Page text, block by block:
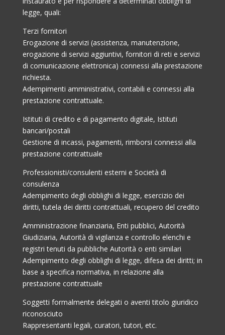
legge, quali:
Terzi fornitori
Erogazione di servizi (assistenza, manutenzione,
erogazione di servizi aggiuntivi, fornitori di reti e servizi
di comunicazione elettronica) connessi alla prestazione
richiesta.
Adempimenti amministrativi, contabili e connessi alla
prestazione contrattuale.
Istituti di credito e di pagamento digitale, Istituti
bancari/postali
Gestione di incassi, pagamenti, rimborsi connessi alla
prestazione contrattuale
Professionisti/consulenti esterni e Società di
consulenza
Adempimento degli obblighi di legge, esercizio dei
diritti, tutela dei diritti contrattuali, recupero del credito
Amministrazione finanziaria, Enti pubblici, Autorità
Giudiziaria, Autorità di vigilanza e controllo elenchi e
registri tenuti da pubbliche Autorità o enti similari
Adempimento degli obblighi di legge, difesa dei diritti; in
base a specifica normativa, in relazione alla
prestazione contrattuale
Soggetti formalmente delegati o aventi titolo giuridico
riconosciuto
Rappresentanti legali, curatori, tutori, etc.